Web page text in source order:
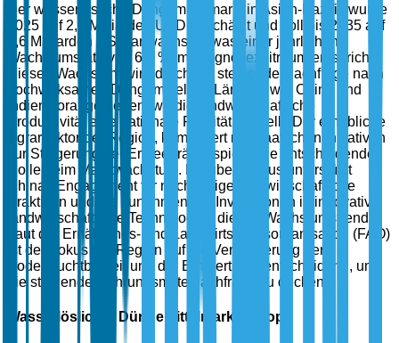
Der wasserlösliche Düngemittelmarkt in Asien-Pazifik wurde
2025 auf 2,5 Milliarden USD geschätzt und soll bis 2035 auf
4,6 Milliarden USD anwachsen, was einer jährlichen
Wachstumsrate von 6,3 % im Prognosezeitraum entspricht.
Dieses Wachstum wird durch die steigende Nachfrage nach
hochwirksamen Düngemitteln in Ländern wie China und
Indien vorangetrieben, wo die landwirtschaftliche
Produktivität eine nationale Priorität darstellt. Der erhebliche
Agrarsektor der Region, kombiniert mit staatlichen Initiativen
zur Steigerung der Ernteerträge, spielt eine entscheidende
Rolle beim Marktwachstum. Darüber hinaus unterstützt
Chinas Engagement für nachhaltige landwirtschaftliche
Praktiken und die zunehmenden Investitionen in innovative
landwirtschaftliche Technologien diesen Wachstumstrend.
Laut der Ernährungs- und Landwirtschaftsorganisation (FAO)
ist der Fokus der Region auf die Verbesserung der
Bodenfruchtbarkeit und der Ernteerträge entscheidend, um
die steigende Nahrungsmittelnachfrage zu decken.
Wasserlöslicher Düngemittelmarkt Europa